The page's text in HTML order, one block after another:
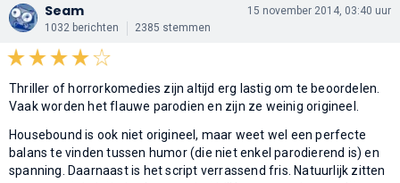
Seam
1032 berichten 2385 stemmen
15 november 2014, 03:40 uur
Thriller of horrorkomedies zijn altijd erg lastig om te beoordelen.
Vaak worden het flauwe parodien en zijn ze weinig origineel.
Housebound is ook niet origineel, maar weet wel een perfecte
balans te vinden tussen humor (die niet enkel parodierend is) en
spanning. Daarnaast is het script verrassend fris. Natuurlijk zitten